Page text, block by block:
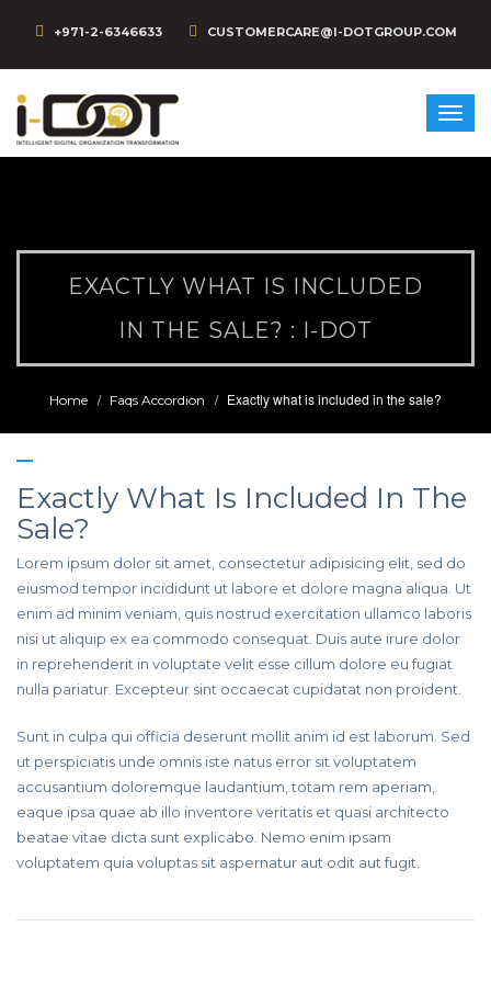
+971-2-6346633 CUSTOMERCARE@I-DOTGROUP.COM
EXACTLY WHAT IS INCLUDED
IN THE SALE? : I-DOT
Home Faqs Accordion Exactly what is included in the sale?
Exactly What Is Included In The
Sale?
Lorem ipsum dolor sit amet, consectetur adipisicing elit, sed do
eiusmod tempor incididunt ut labore et dolore magna aliqua. Ut
enim ad minim veniam, quis nostrud exercitation ullamco laboris
nisi ut aliquip ex ea commodo consequat. Duis aute irure dolor
in reprehenderit in voluptate velit esse cillum dolore eu fugiat
nulla pariatur. Excepteur sint occaecat cupidatat non proident.
Sunt in culpa qui officia deserunt mollit anim id est laborum. Sed
ut perspiciatis unde omnis iste natus error sit voluptatem
accusantium doloremque laudantium, totam rem aperiam,
eaque ipsa quae ab illo inventore veritatis et quasi architecto
beatae vitae dicta sunt explicabo. Nemo enim ipsam
voluptatem quia voluptas sit aspernatur aut odit aut fugit.